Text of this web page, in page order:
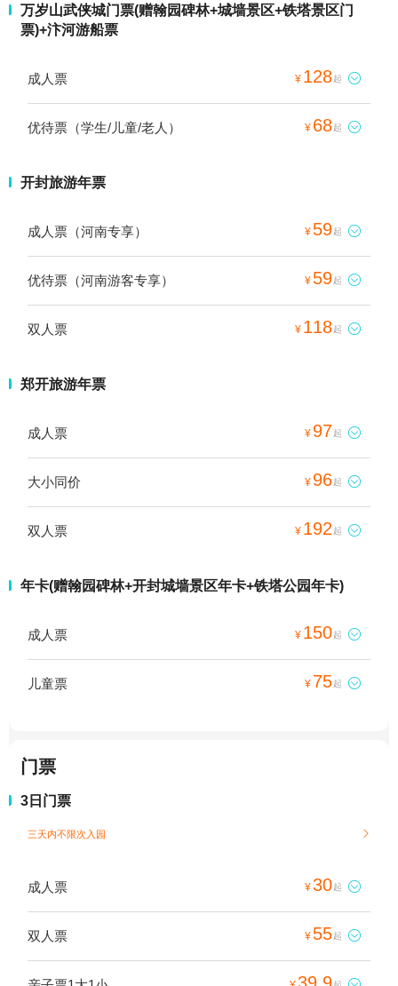
万岁山武侠城门票(赠翰园碑林+城墙景区+铁塔景区门
票)+汴河游船票
成人票 ¥ 128起 
优待票（学生/儿童/老人） ¥ 68起 
开封旅游年票
成人票（河南专享） ¥ 59起 
优待票（河南游客专享） ¥ 59起 
双人票 ¥ 118起 
郑开旅游年票
成人票 ¥ 97起 
大小同价 ¥ 96起 
双人票 ¥ 192 起 
年卡(赠翰园碑林+开封城墙景区年卡+铁塔公园年卡)
成人票 ¥ 150起 
儿童票 ¥ 75起 
门票
3日门票
三天内不限次入园 
成人票 ¥30起 
双人票 ¥ 55起 